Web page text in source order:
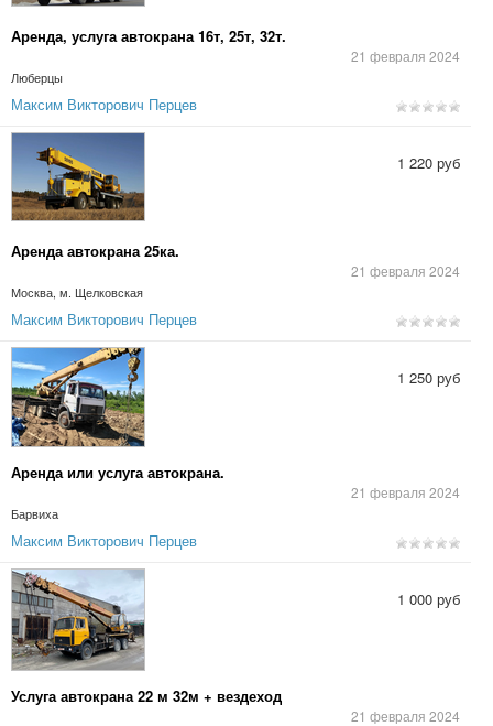
Аренда, услуга автокрана 16т, 25т, 32т.
21 февраля 2024
Люберцы
Максим Викторович Перцев
Аренда автокрана 25ка.
21 февраля 2024
Москва, м. Щелковская
1 220 руб
Максим Викторович Перцев
Аренда или услуга автокрана.
21 февраля 2024
Барвиха
1 250 руб
Максим Викторович Перцев
Услуга автокрана 22 м 32м + вездеход
21 февраля 2024
1 000 руб